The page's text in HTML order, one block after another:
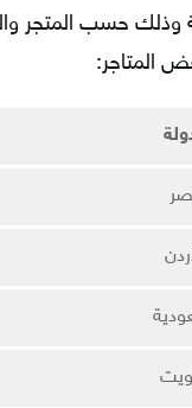
وذلك حسب المتجر
المتاجر: